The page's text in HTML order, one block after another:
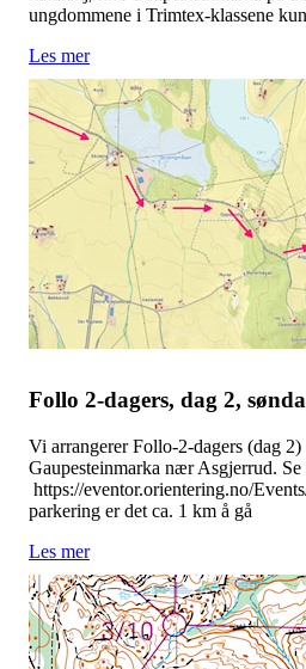
ungdommene i Trimtex-klassene
Les mer
Follo 2-dagers, dag 2,
Vi arrangerer Follo-2-dagers (dag
Gaupesteinmarka nær Asgjerrud.
https://eventor.orientering.no/
parkering er det ca. 1 km å gå
Les mer